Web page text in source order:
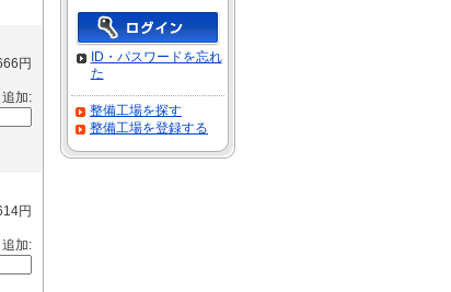
円
追加:
円
追加:
ID・パスワードを忘れ
た
整備工場を探す
整備工場を登録する